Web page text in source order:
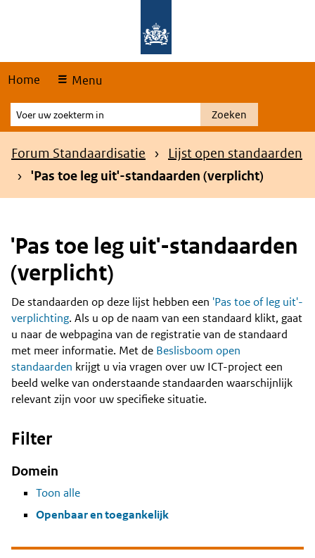
Home Menu
Voer
uw
zoekterm
Zoeken
Kruimelpad
Forum Standaardisatie
Lijst open standaarden
'Pas toe leg uit'-standaarden (verplicht)
'Pas toe leg uit'-standaarden
(verplicht)
Content
De standaarden op deze lijst hebben een 'Pas toe of leg uit'-
verplichting. Als u op de naam van een standaard klikt, gaat
u naar de webpagina van de registratie van de standaard
met meer informatie. Met de Beslisboom open
standaarden krijgt u via vragen over uw ICT-project een
beeld welke van onderstaande standaarden waarschijnlijk
relevant zijn voor uw specifieke situatie.
Filter
Domein
Toon alle
Openbaar en toegankelijk